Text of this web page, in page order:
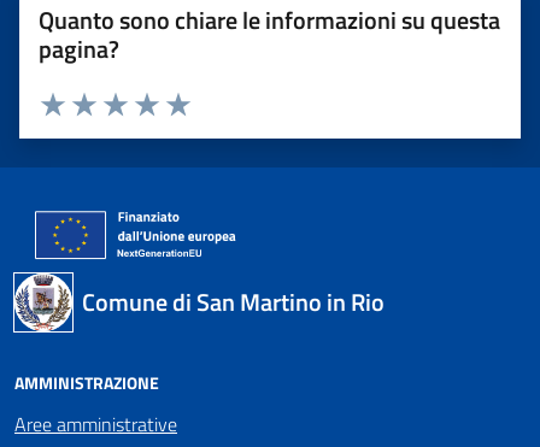
Quanto sono chiare le informazioni su questa
pagina?
Valuta 5 stelle su 5
Valuta 4 stelle su 5
Valuta 3 stelle su 5
Valuta 2 stelle su 5
Valuta 1 stelle su 5
Comune di San Martino in Rio
AMMINISTRAZIONE
Aree amministrative